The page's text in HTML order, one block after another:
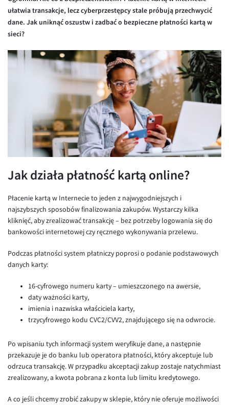
Inne pary walutowe
AUD/PLN
CAD/PLN
ILS/PLN
JPY/PLN
NZD/PLN
RON/PLN
SGD/PLN
TRY/PLN
ZAR/PLN
EUR/GBP
EUR/CZK
EUR/DKK
EUR/SEK
EUR/AUD
EUR/BGN
EUR/CAD
Aplikacja mobilna
Bezpieczeństwo
Pomoc
Konto i opłaty
Wymiana walut
Banki i przelewy
Przelewy zagraniczne
Słowniczek
Poradnik
KONTAKT
Dla mediów
ułatwia transakcje, lecz cyberprzestępcy stale próbują przechwycić
dane. Jak uniknąć oszustw i zadbać o bezpieczne płatności kartą w
sieci?
Jak działa płatność kartą online?
Płacenie kartą w Internecie to jeden z najwygodniejszych i
najszybszych sposobów finalizowania zakupów. Wystarczy kilka
kliknięć, aby zrealizować transakcję – bez potrzeby logowania się do
bankowości internetowej czy ręcznego wykonywania przelewu.
Podczas płatności system płatniczy poprosi o podanie podstawowych
danych karty:
16-cyfrowego numeru karty – umieszczonego na awersie,
daty ważności karty,
imienia i nazwiska właściciela karty,
trzycyfrowego kodu CVC2/CVV2, znajdującego się na odwrocie.
Po wpisaniu tych informacji system weryfikuje dane, a następnie
przekazuje je do banku lub operatora płatności, który akceptuje lub
odrzuca transakcję. W przypadku akceptacji zakup zostaje natychmiast
zrealizowany, a kwota pobrana z konta lub limitu kredytowego.
A co jeśli chcemy zrobić zakupy w sklepie, który nie oferuje możliwości